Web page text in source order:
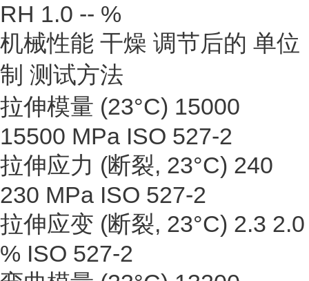
RH 1.0 -- %
机械性能 干燥 调节后的 单位
制 测试方法
拉伸模量 (23°C) 15000
15500 MPa ISO 527-2
拉伸应力 (断裂, 23°C) 240
230 MPa ISO 527-2
拉伸应变 (断裂, 23°C) 2.3 2.0
% ISO 527-2